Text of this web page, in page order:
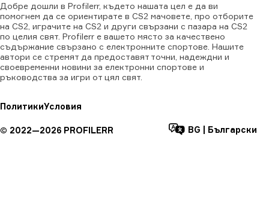
Добре дошли в Profilerr, където нашата цел е да ви
помогнем да се ориентирате в CS2 мачовете, про отборите
на CS2, играчите на CS2 и други свързани с пазара на CS2
по целия свят. Profilerr е вашето място за качествено
съдържание свързано с електронните спортове. Нашите
автори се стремят да предоставят точни, надеждни и
своевременни новини за електронни спортове и
ръководства за игри от цял свят.
ПолитикиУсловия
© 2022—2026 PROFILERR BG Български